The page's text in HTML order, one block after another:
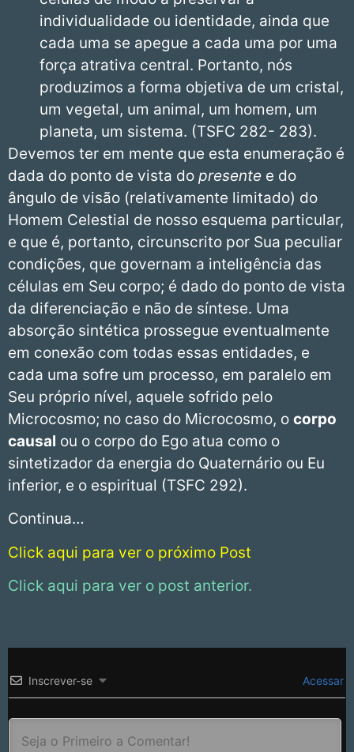
individualidade ou identidade, ainda que
cada uma se apegue a cada uma por uma
força atrativa central. Portanto, nós
produzimos a forma objetiva de um cristal,
um vegetal, um animal, um homem, um
planeta, um sistema. (TSFC 282- 283).
Devemos ter em mente que esta enumeração é
dada do ponto de vista do presente e do
ângulo de visão (relativamente limitado) do
Homem Celestial de nosso esquema particular,
e que é, portanto, circunscrito por Sua peculiar
condições, que governam a inteligência das
células em Seu corpo; é dado do ponto de vista
da diferenciação e não de síntese. Uma
absorção sintética prossegue eventualmente
em conexão com todas essas entidades, e
cada uma sofre um processo, em paralelo em
Seu próprio nível, aquele sofrido pelo
Microcosmo; no caso do Microcosmo, o corpo
causal ou o corpo do Ego atua como o
sintetizador da energia do Quaternário ou Eu
inferior, e o espiritual (TSFC 292).
Continua…
Click aqui para ver o próximo Post
Click aqui para ver o post anterior.
Inscrever-se Acessar